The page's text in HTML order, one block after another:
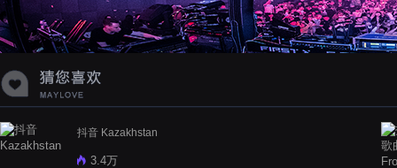
抖音 Kazakhstan
3.4万